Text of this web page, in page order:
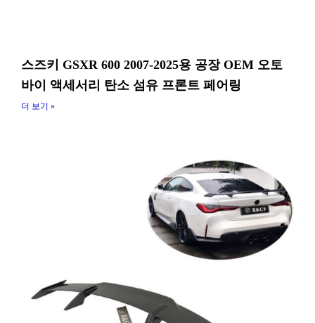
스즈키 GSXR 600 2007-2025용 공장 OEM 오토
바이 액세서리 탄소 섬유 프론트 페어링
더 보기 »